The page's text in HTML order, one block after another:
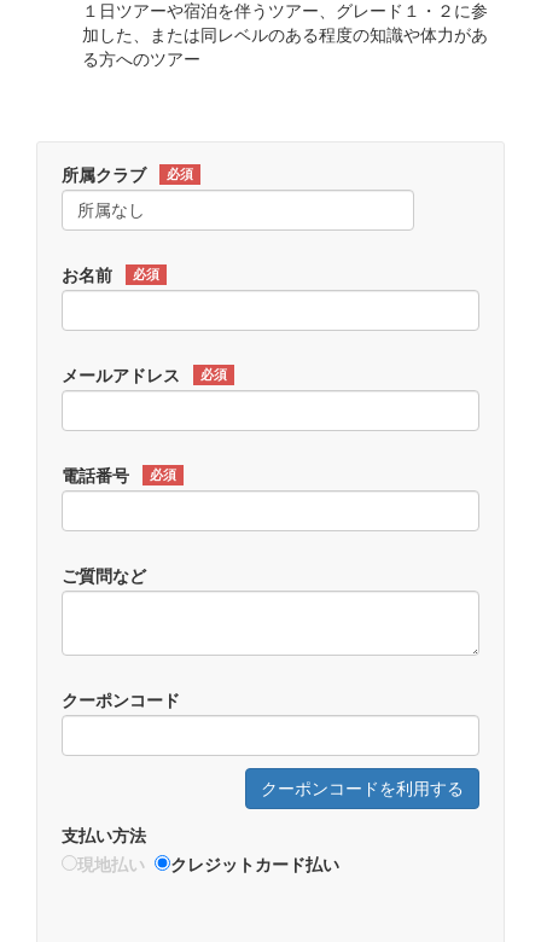
１日ツアーや宿泊を伴うツアー、グレード１・２に参
加した、または同レベルのある程度の知識や体力があ
る方へのツアー
所属クラブ 必須
お名前 必須
メールアドレス 必須
電話番号 必須
ご質問など
クーポンコード
クーポンコードを利用する
支払い方法
現地払い
クレジットカード払い